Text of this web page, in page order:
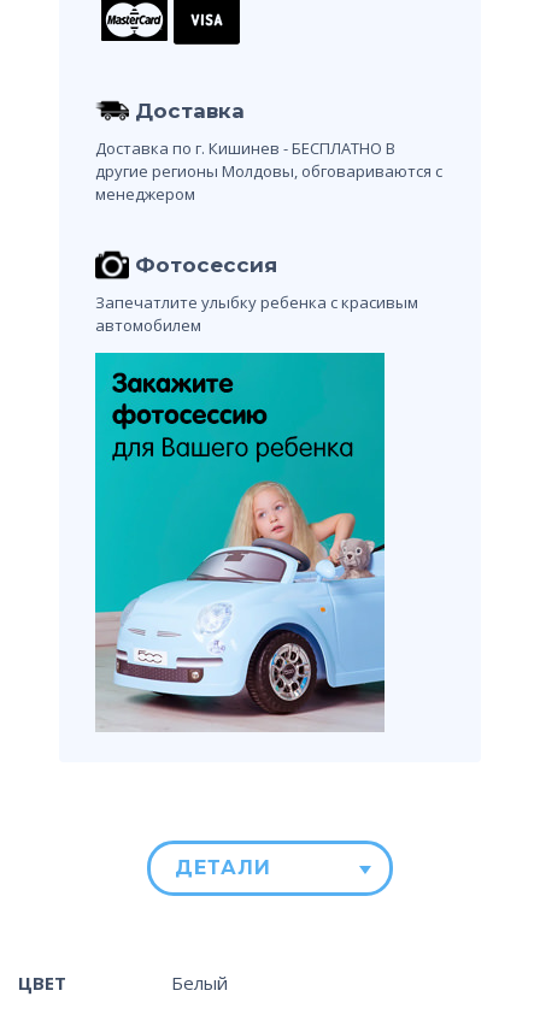
Доставка
Доставка по г. Кишинев - БЕСПЛАТНО В
другие регионы Молдовы, обговариваются с
менеджером
Фотосессия
Запечатлите улыбку ребенка с красивым
автомобилем
ДЕТАЛИ
ЦВЕТ Белый